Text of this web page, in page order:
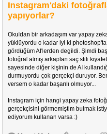
Instagram'daki
yapıyorlar?
Okuldan bir arkadaşım var yapay
yüklüyordu o kadar iyi ki
gördüğüm AI'lerden degildi. Şimdi
fotoğraf atmış arkaplan saç stili
sayesinde diğer kişinin de AI
durmuyordu çok gerçekçi duruyor.
versem o kadar başarılı olmuyor...
Instagram için hangi yapay zeka
gerçekçisini görmemiştim bulmak
ediyorum kullanan varsa :)